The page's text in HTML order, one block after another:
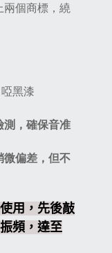
兩個商標，繞
黑漆
測，確保音准
微偏差，但不
用，先後敲
頻，達至